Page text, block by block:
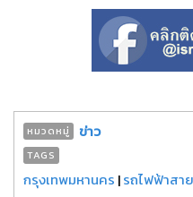
หมวดหมู่ ข่าว
TAGS
กรุงเทพมหานคร |รถไฟฟ้าสา